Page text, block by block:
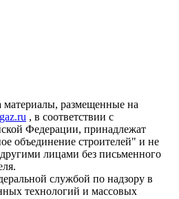
размещенные на
, в соответствии с
Федерации, принадлежат
объединение строителей" и не
лицами без письменного
службой по надзору в
технологий и массовых